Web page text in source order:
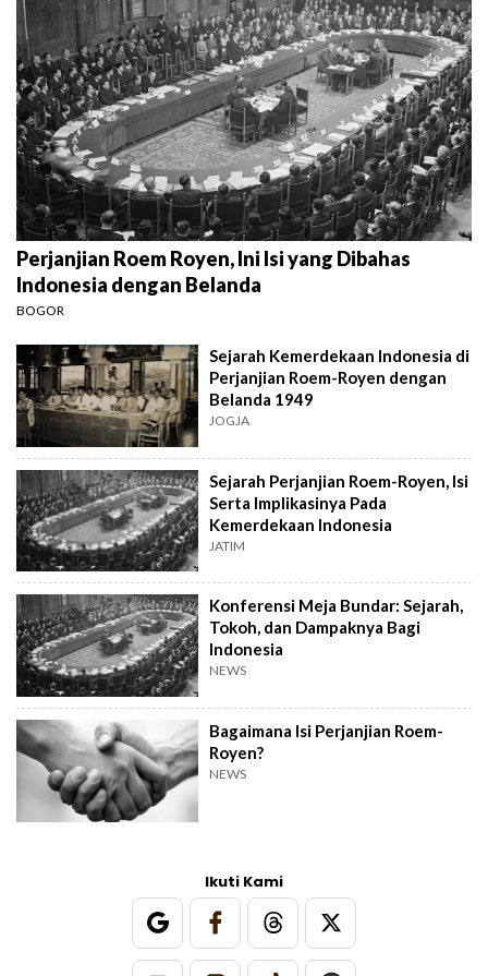
Perjanjian Roem Royen, Ini Isi yang Dibahas
Indonesia dengan Belanda
BOGOR
Sejarah Kemerdekaan Indonesia di
Perjanjian Roem-Royen dengan
Belanda 1949
JOGJA
Sejarah Perjanjian Roem-Royen, Isi
Serta Implikasinya Pada
Kemerdekaan Indonesia
JATIM
Konferensi Meja Bundar: Sejarah,
Tokoh, dan Dampaknya Bagi
Indonesia
NEWS
Bagaimana Isi Perjanjian Roem-
Royen?
NEWS
Ikuti Kami